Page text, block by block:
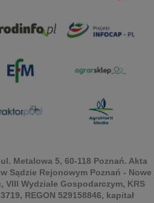
Metalowa 5, 60-118 Poznań. Akta
Sądzie Rejonowym Poznań - Nowe
VIII Wydziale Gospodarczym, KRS
REGON 529158846, kapitał